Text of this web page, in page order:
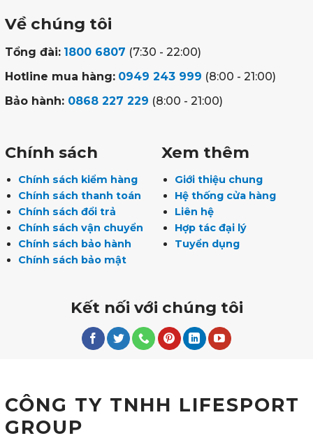
Về chúng tôi
Tổng đài: 1800 6807 (7:30 - 22:00)
Hotline mua hàng: 0949 243 999 (8:00 - 21:00)
Bảo hành: 0868 227 229 (8:00 - 21:00)
Chính sách
Chính sách kiểm hàng
Chính sách thanh toán
Chính sách đổi trả
Chính sách vận chuyển
Chính sách bảo hành
Chính sách bảo mật
Xem thêm
Giới thiệu chung
Hệ thống cửa hàng
Liên hệ
Hợp tác đại lý
Tuyển dụng
Kết nối với chúng tôi
CÔNG TY TNHH LIFESPORT
GROUP